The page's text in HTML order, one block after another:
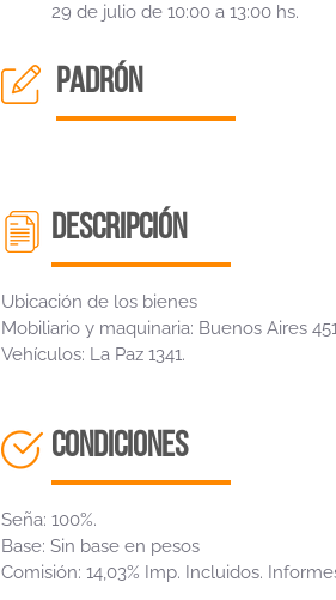
29 de julio de 10:00 a 13:00 hs.
padrón
descripción
Ubicación de los bienes
Mobiliario y maquinaria: Buenos Aires
Vehículos: La Paz 1341.
CONDICIONES
Seña: 100%.
Base: Sin base en pesos
Comisión: 14,03% Imp. Incluidos.